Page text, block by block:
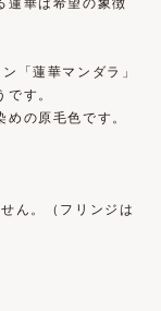
蓮華は希望の象徴
「蓮華マンダラ」
す。
の原毛色です。
ん。（フリンジは